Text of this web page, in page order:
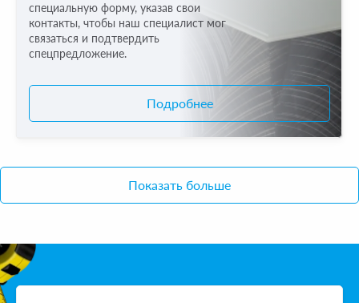
специальную форму, указав свои
контакты, чтобы наш специалист мог
связаться и подтвердить
спецпредложение.
Подробнее
Показать больше